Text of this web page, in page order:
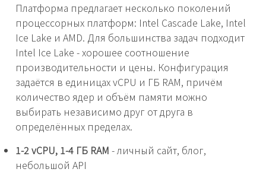
Платформа предлагает несколько поколений
процессорных платформ: Intel Cascade Lake, Intel
Ice Lake и AMD. Для большинства задач подходит
Intel Ice Lake - хорошее соотношение
производительности и цены. Конфигурация
задаётся в единицах vCPU и ГБ RAM, причём
количество ядер и объём памяти можно
выбирать независимо друг от друга в
определённых пределах.
1-2 vCPU, 1-4 ГБ RAM - личный сайт, блог,
небольшой API